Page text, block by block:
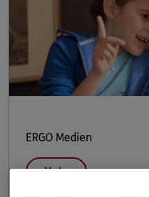
ERGO Medien
Mehr